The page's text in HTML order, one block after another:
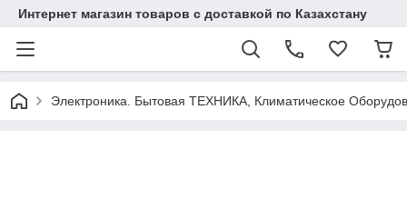
Интернет магазин товаров с доставкой по Казахстану
Электроника. Бытовая ТЕХНИКА, Климатическое